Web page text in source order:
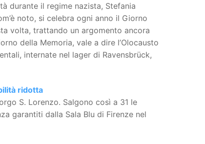
durante il regime nazista, Stefania
noto, si celebra ogni anno il Giorno
volta, trattando un argomento ancora
della Memoria, vale a dire l’Olocausto
internate nel lager di Ravensbrück,
ridotta
S. Lorenzo. Salgono così a 31 le
garantiti dalla Sala Blu di Firenze nel